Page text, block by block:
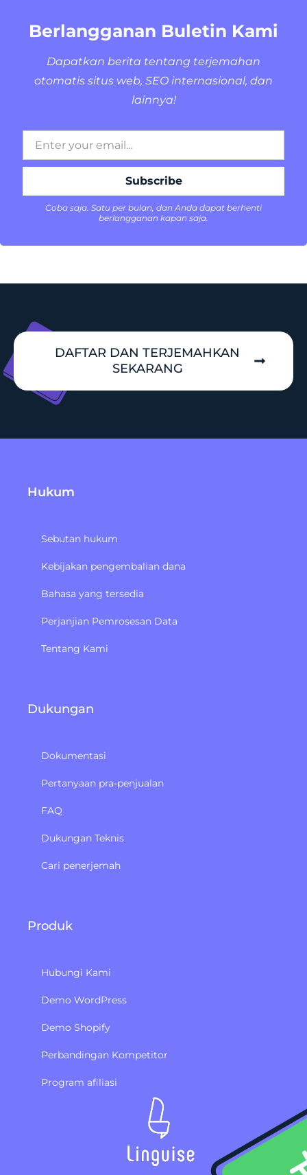
Berlangganan Buletin Kami
Dapatkan berita tentang terjemahan
otomatis situs web, SEO internasional, dan
lainnya!
Coba saja. Satu per bulan, dan Anda dapat berhenti
berlangganan kapan saja.
DAFTAR DAN TERJEMAHKAN
SEKARANG
Hukum
Sebutan hukum
Kebijakan pengembalian dana
Bahasa yang tersedia
Perjanjian Pemrosesan Data
Tentang Kami
Dukungan
Dokumentasi
Pertanyaan pra-penjualan
FAQ
Dukungan Teknis
Cari penerjemah
Produk
Hubungi Kami
Demo WordPress
Demo Shopify
Perbandingan Kompetitor
Program afiliasi